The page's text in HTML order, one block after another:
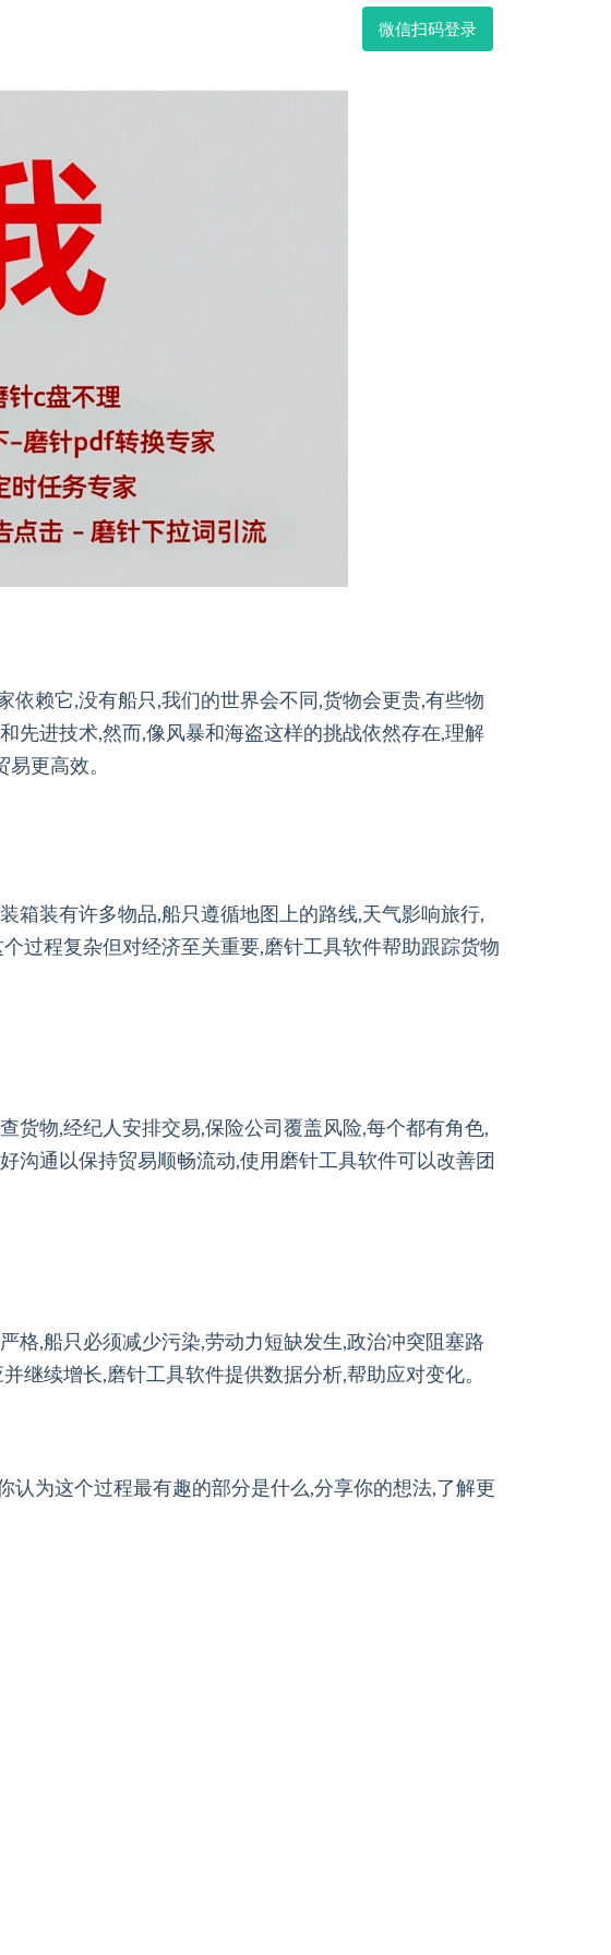
微信扫码登录
赖它,没有船只,我们的世界会不同,货物会更贵,有些物
先进技术,然而,像风暴和海盗这样的挑战依然存在,理解
更高效。
箱装有许多物品,船只遵循地图上的路线,天气影响旅行,
过程复杂但对经济至关重要,磨针工具软件帮助跟踪货物
货物,经纪人安排交易,保险公司覆盖风险,每个都有角色,
沟通以保持贸易顺畅流动,使用磨针工具软件可以改善团
格,船只必须减少污染,劳动力短缺发生,政治冲突阻塞路
继续增长,磨针工具软件提供数据分析,帮助应对变化。
为这个过程最有趣的部分是什么,分享你的想法,了解更